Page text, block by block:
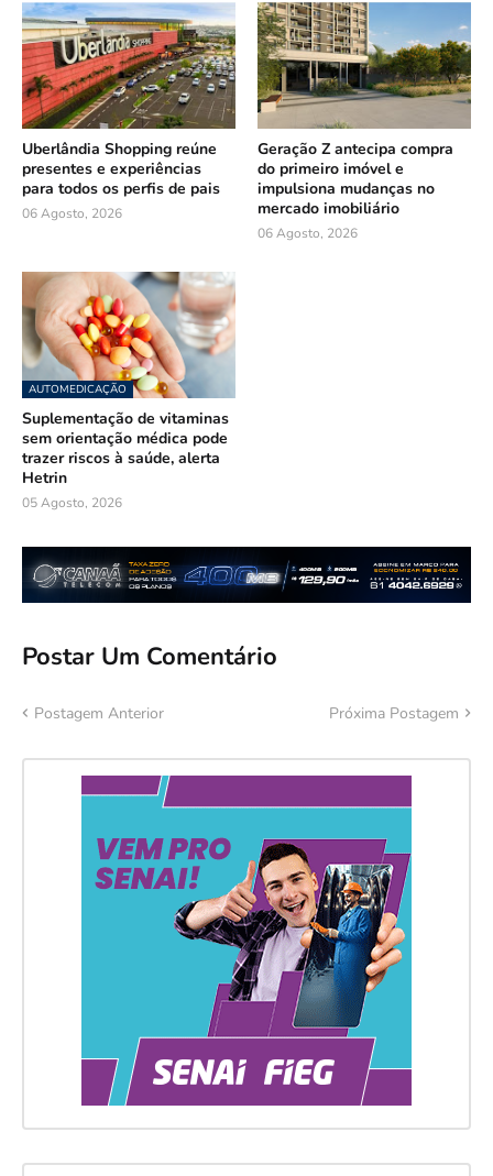
Uberlândia Shopping reúne
presentes e experiências
para todos os perfis de pais
06 Agosto, 2026
Geração Z antecipa compra
do primeiro imóvel e
impulsiona mudanças no
mercado imobiliário
06 Agosto, 2026
AUTOMEDICAÇÃO
Suplementação de vitaminas
sem orientação médica pode
trazer riscos à saúde, alerta
Hetrin
05 Agosto, 2026
Postar Um Comentário
Postagem Anterior Próxima Postagem